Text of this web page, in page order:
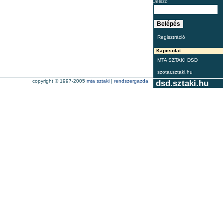
Jelszó
Regisztráció
Kapcsolat
MTA SZTAKI DSD
szotar.sztaki.hu
dsd.sztaki.hu
copyright © 1997-2005 mta sztaki | rendszergazda